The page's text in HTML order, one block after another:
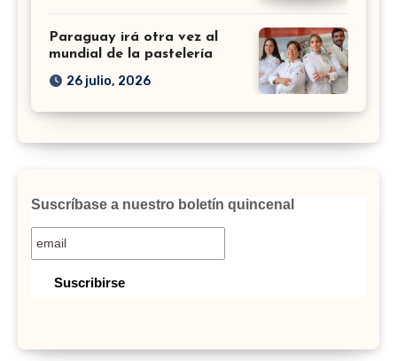
Paraguay irá otra vez al
mundial de la pastelería
26 julio, 2026
Suscríbase a nuestro boletín quincenal